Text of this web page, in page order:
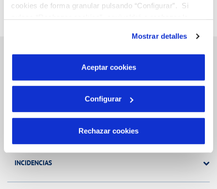
cookies de forma granular pulsando “Configurar”. Si
son indispensables para que el sitio web funcione y que
por tanto no se pueden desactivar. Puedes consultar
más información en nuestraPolítica de Cookies
Mostrar detalles
Aceptar cookies
Configurar
Rechazar cookies
Gestiones Online
FACTURAS, PAGOS Y CONSUMOS
MODIFICACIÓN DE DATOS
INCIDENCIAS